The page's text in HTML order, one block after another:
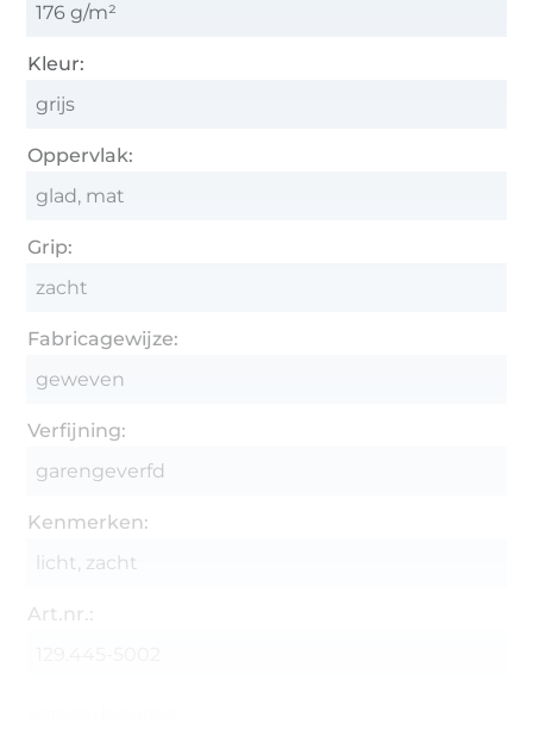
176 g/m²
Kleur:
grijs
Oppervlak:
glad, mat
Grip:
zacht
Fabricagewijze:
geweven
Verfijning:
garengeverfd
Kenmerken:
licht, zacht
Art.nr.: